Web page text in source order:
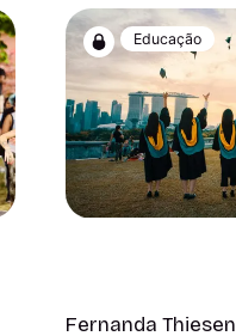
Educação
Fernanda Thiesen